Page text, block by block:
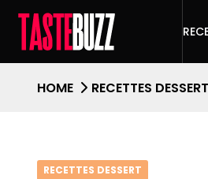
HOME RECETTES DESSERT
RECETTES DESSERT